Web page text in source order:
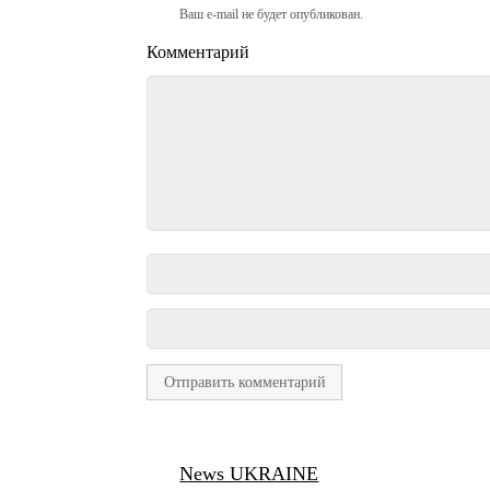
Ваш e-mail не будет опубликован.
Комментарий
News UKRAINE